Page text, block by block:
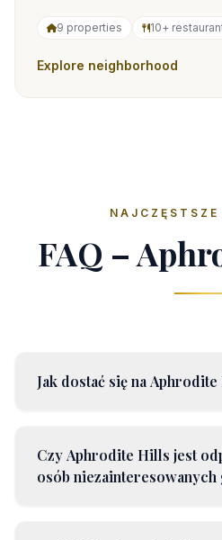
9 properties 10+
Explore neighborhood
FAQ –
Jak dostać się na
Czy Aphrodite Hills jest
osób niezainteresowanych